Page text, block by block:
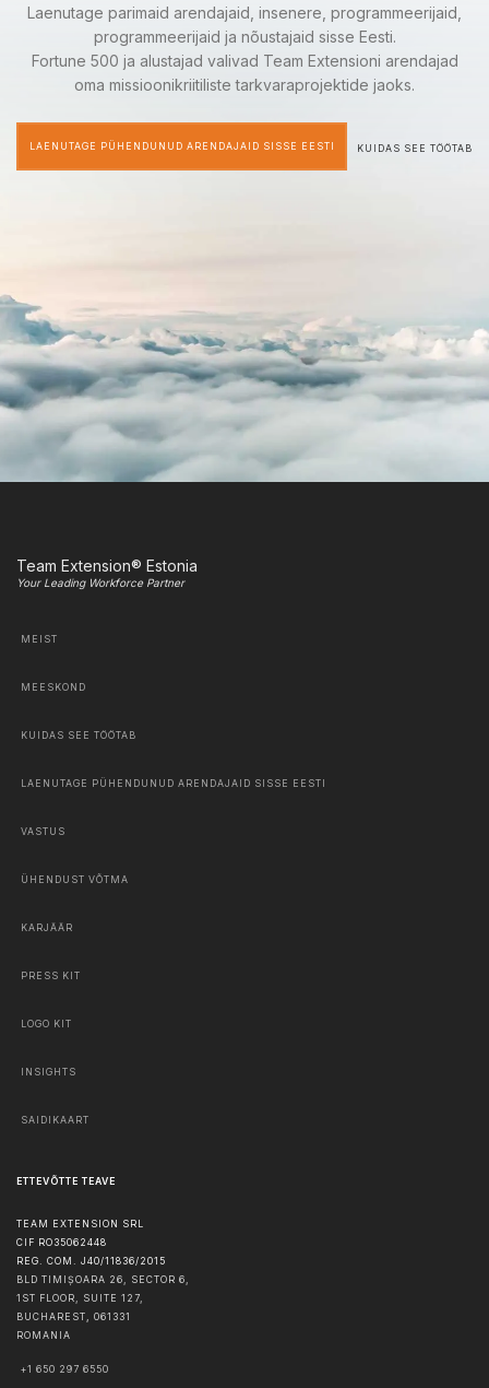
Laenutage parimaid arendajaid, insenere, programmeerijaid,
programmeerijaid ja nõustajaid sisse Eesti.
Fortune 500 ja alustajad valivad Team Extensioni arendajad
oma missioonikriitiliste tarkvaraprojektide jaoks.
LAENUTAGE PÜHENDUNUD ARENDAJAID SISSE EESTI KUIDAS SEE TÖÖTAB
Team Extension® Estonia
Your Leading Workforce Partner
MEIST
MEESKOND
KUIDAS SEE TÖÖTAB
LAENUTAGE PÜHENDUNUD ARENDAJAID SISSE EESTI
VASTUS
ÜHENDUST VÕTMA
KARJÄÄR
PRESS KIT
LOGO KIT
INSIGHTS
SAIDIKAART
ETTEVÕTTE TEAVE
TEAM EXTENSION SRL
CIF RO35062448
REG. COM. J40/11836/2015
BLD TIMIȘOARA 26, SECTOR 6,
1ST FLOOR, SUITE 127,
BUCHAREST, 061331
ROMANIA
+1 650 297 6550